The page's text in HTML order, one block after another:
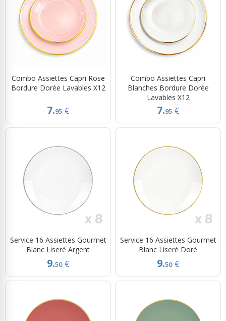
Combo Assiettes Capri Rose
Bordure Dorée Lavables X12
7.95 €
Combo Assiettes Capri
Blanches Bordure Dorée
Lavables X12
7.95 €
Service 16 Assiettes Gourmet
Blanc Liseré Argent
9.50 €
Service 16 Assiettes Gourmet
Blanc Liseré Doré
9.50 €